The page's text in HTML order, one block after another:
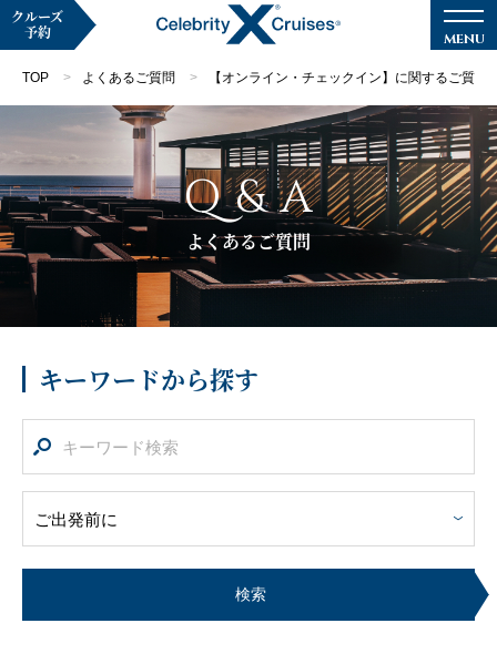
マイページ メルマガ登録
クルーズ検索
船内へようこそ
客船のご案内
クルーズ
予約
TOP よくあるご質問 【オンライン・チェックイン】に関するご質問
Q & A
よくあるご質問
キーワードから探す
検索